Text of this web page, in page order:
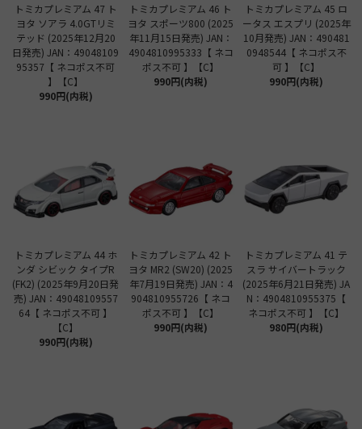
トミカプレミアム 47 ト
ヨタ ソアラ 4.0GTリミ
テッド (2025年12月20
日発売) JAN：49048109
95357【 ネコポス不可
】【C】
990円(内税)
トミカプレミアム 46 ト
ヨタ スポーツ800 (2025
年11月15日発売) JAN：
4904810995333【 ネコ
ポス不可 】【C】
990円(内税)
トミカプレミアム 45 ロ
ータス エスプリ (2025年
10月発売) JAN：490481
0948544【 ネコポス不
可 】【C】
990円(内税)
トミカプレミアム 44 ホ
ンダ シビック タイプR
(FK2) (2025年9月20日発
売) JAN：49048109557
64【 ネコポス不可 】
【C】
990円(内税)
トミカプレミアム 42 ト
ヨタ MR2 (SW20) (2025
年7月19日発売) JAN：4
904810955726【 ネコ
ポス不可 】【C】
990円(内税)
トミカプレミアム 41 テ
スラ サイバートラック
(2025年6月21日発売) JA
N：4904810955375【
ネコポス不可 】【C】
980円(内税)